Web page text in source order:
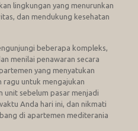
lingkungan yang menurunkan
dan mendukung kesehatan
beberapa kompleks,
menilai penawaran secara
yang menyatukan
ragu untuk mengajukan
unit sebelum pasar menjadi
Anda hari ini, dan nikmati
di apartemen mediterania